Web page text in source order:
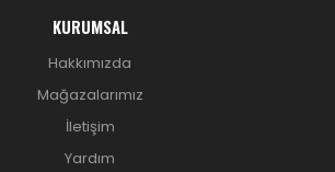
KURUMSAL
Hakkımızda
Mağazalarımız
İletişim
Yardım